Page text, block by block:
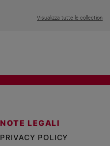
Visualizza tutte le collection
NOTE LEGALI
PRIVACY POLICY